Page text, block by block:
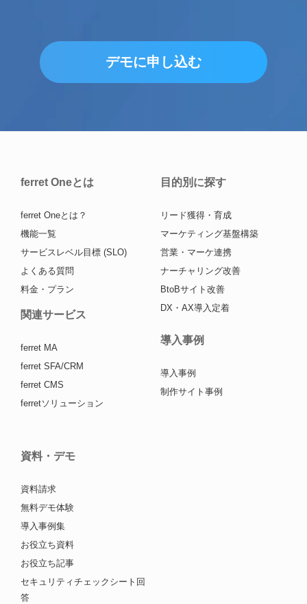
デモに申し込む
ferret Oneとは
ferret Oneとは？
機能一覧
サービスレベル目標 (SLO)
よくある質問
料金・プラン
関連サービス
ferret MA
ferret SFA/CRM
ferret CMS
ferretソリューション
目的別に探す
リード獲得・育成
マーケティング基盤構築
営業・マーケ連携
ナーチャリング改善
BtoBサイト改善
DX・AX導入定着
導入事例
導入事例
制作サイト事例
資料・デモ
資料請求
無料デモ体験
導入事例集
お役立ち資料
お役立ち記事
セキュリティチェックシート回
答